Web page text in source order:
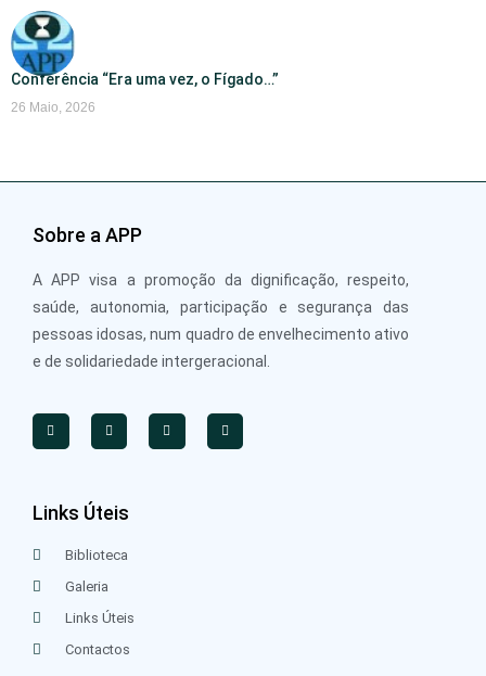
Conferência “Era uma vez, o Fígado…”
26 Maio, 2026
Sobre a APP
A APP visa a promoção da dignificação, respeito,
saúde, autonomia, participação e segurança das
pessoas idosas, num quadro de envelhecimento ativo
e de solidariedade intergeracional.
Links Úteis
Biblioteca
Galeria
Links Úteis
Contactos